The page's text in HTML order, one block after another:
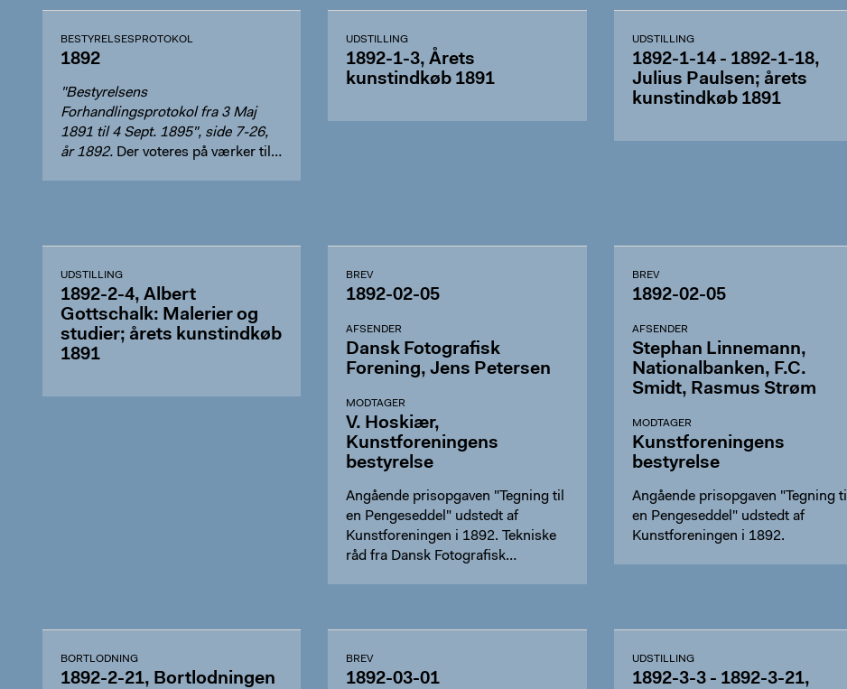
BESTYRELSESPROTOKOL
1892
"Bestyrelsens
Forhandlingsprotokol fra 3 Maj
1891 til 4 Sept. 1895", side 7-26,
år 1892. Der voteres på værker til
UDSTILLING
1892-1-3, Årets
kunstindkøb 1891
UDSTILLING
1892-1-14 - 1892-1-18,
Julius Paulsen; årets
kunstindkøb 1891
UDSTILLING
1892-2-4, Albert
Gottschalk: Malerier og
studier; årets kunstindkøb
1891
BREV
1892-02-05
AFSENDER
Dansk Fotografisk
Forening, Jens Petersen
MODTAGER
V. Hoskiær,
Kunstforeningens
bestyrelse
Angående prisopgaven "Tegning til
en Pengeseddel" udstedt af
Kunstforeningen i 1892. Tekniske
råd fra Dansk Fotografisk…
BREV
1892-02-05
AFSENDER
Stephan Linnemann,
Nationalbanken, F.C.
Smidt, Rasmus Strøm
MODTAGER
Kunstforeningens
bestyrelse
Angående prisopgaven "Tegning til
en Pengeseddel" udstedt af
Kunstforeningen i 1892.
BORTLODNING
1892-2-21, Bortlodningen
BREV
1892-03-01
UDSTILLING
1892-3-3 - 1892-3-21,